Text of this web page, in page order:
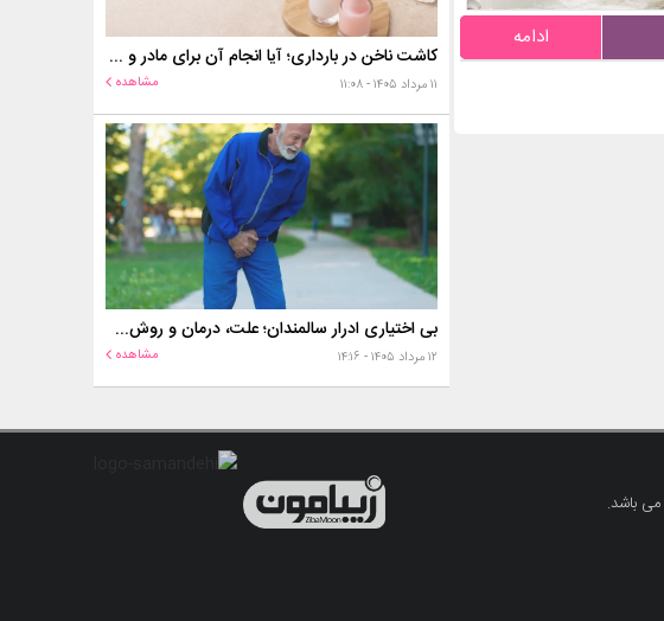
ادامه
کاشت ناخن در بارداری؛ آیا انجام آن برای مادر و جنین خطر دارد؟
۱۱ مرداد ۱۴۰۵ - ۱۱:۰۸ مشاهده
بی اختیاری ادرار سالمندان؛ علت، درمان و روش‌های کنترل در منزل
۱۲ مرداد ۱۴۰۵ - ۱۴:۱۶ مشاهده
می باشد.